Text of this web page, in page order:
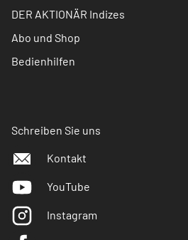
DER AKTIONÄR Indizes
Abo und Shop
Bedienhilfen
Schreiben Sie uns
Kontakt
YouTube
Instagram